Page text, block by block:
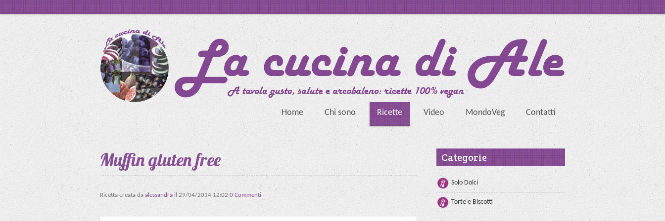
Home Chi sono Ricette Video MondoVeg Contatti
Muffin gluten free
Ricetta creata da alessandra il 29/04/2014 12:02 0 Commenti
Categorie
Solo Dolci
Torte e Biscotti